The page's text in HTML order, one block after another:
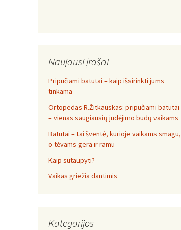
Naujausi įrašai
Pripučiami batutai – kaip išsirinkti jums
tinkamą
Ortopedas R.Žitkauskas: pripučiami batutai
– vienas saugiausių judėjimo būdų vaikams
Batutai – tai šventė, kurioje vaikams smagu,
o tėvams gera ir ramu
Kaip sutaupyti?
Vaikas griežia dantimis
Kategorijos